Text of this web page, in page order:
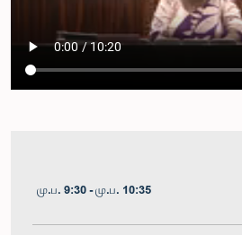
மு.ப. 9:30 - மு.ப. 10:35